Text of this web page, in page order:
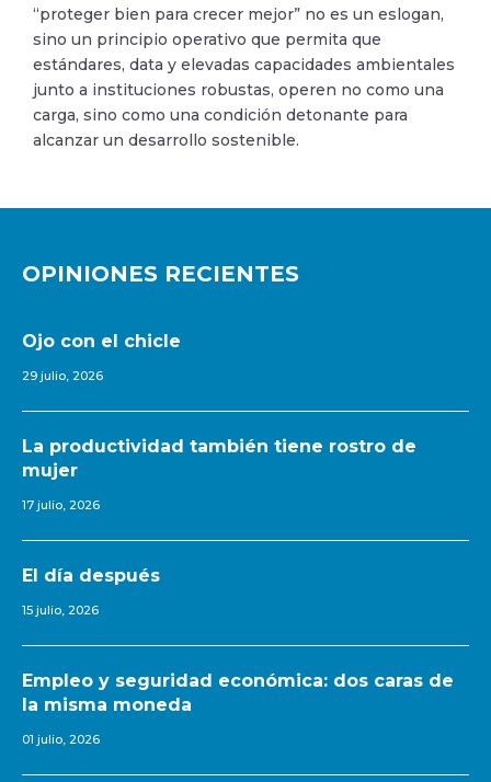
OPINIONES RECIENTES
Ojo con el chicle
29 julio, 2026
La productividad también tiene rostro de
mujer
17 julio, 2026
El día después
15 julio, 2026
Empleo y seguridad económica: dos caras de
la misma moneda
01 julio, 2026
“proteger bien para crecer mejor” no es un eslogan,
sino un principio operativo que permita que
estándares, data y elevadas capacidades ambientales
junto a instituciones robustas, operen no como una
carga, sino como una condición detonante para
alcanzar un desarrollo sostenible.